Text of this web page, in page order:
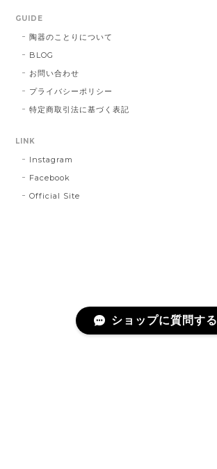
GUIDE
陶器のことりについて
BLOG
お問い合わせ
プライバシーポリシー
特定商取引法に基づく表記
LINK
Instagram
Facebook
Official Site
ショップに質問する